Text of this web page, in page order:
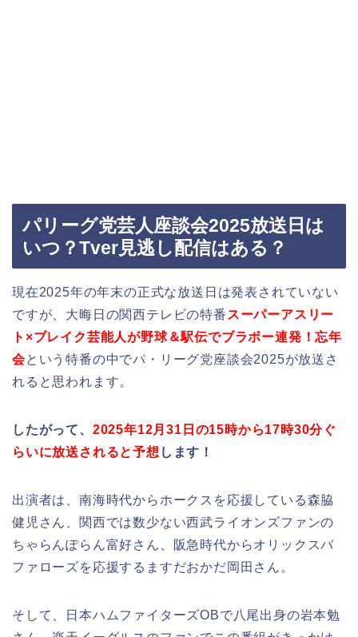
パリーグ党芸人座談会2025放送日は
いつ？Tver見逃し配信はある？
現在2025年の年末の正式な放送日は発表されていない
ですが、大晦日の関西テレビの特番 スーパーアスリー
ト×ブレイク芸能人が野球＆駅伝でブラボー連発！忘年
会という特番の中でパ・リーグ党座談会2025が放送さ
れると思われます。
したがって、 2025年12月31日の15時から17時30分ぐ
らいに放送されると予想 します！
出演者は、南海時代からホークスを応援している森脇
健児さん、関西では数少ない西武ライオンズファンの
ちゃらんぽらん富好さん、阪急時代からオリックスバ
ファローズを応援するますだおかだ岡田さん。
そして、日本ハムファイターズOBで八尾出身の岩本勉